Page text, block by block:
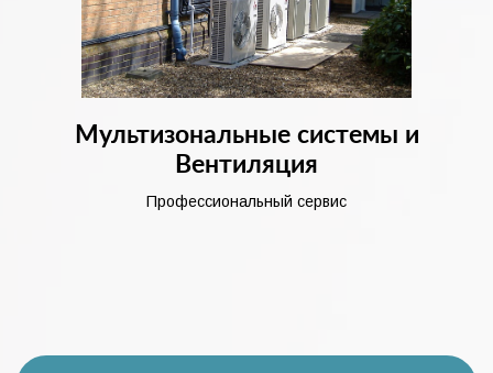
Мультизональные системы и
Вентиляция
Профессиональный сервис